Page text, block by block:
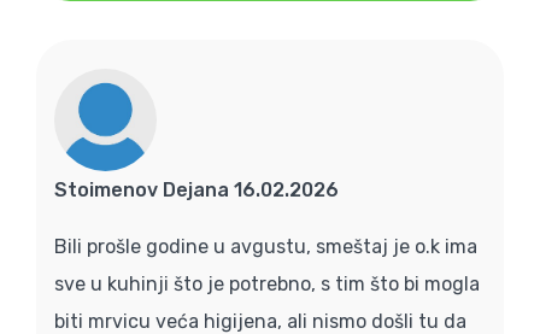
Stoimenov Dejana 16.02.2026
Bili prošle godine u avgustu, smeštaj je o.k ima
sve u kuhinji što je potrebno, s tim što bi mogla
biti mrvicu veća higijena, ali nismo došli tu da